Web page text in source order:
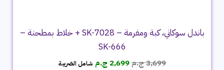
باندل سوكاني، كبة ومفرمة – SK-7028 + خلاط بمطحنة –
SK-666
3,699ج.مالسعر
2,699 ج.م السعر
شامل الضريبة